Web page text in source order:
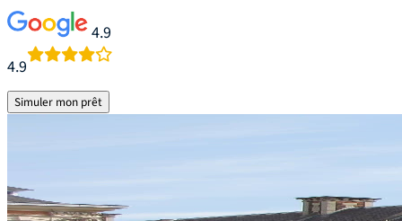
4.9
4.9
Simuler mon prêt